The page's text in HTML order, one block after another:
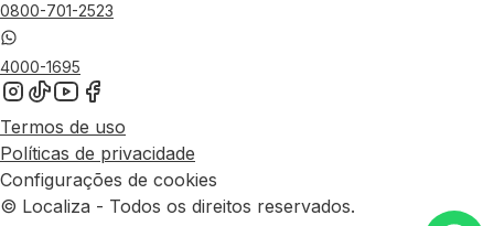
0800-701-2523
4000-1695
Termos de uso
Políticas de privacidade
Configurações de cookies
© Localiza - Todos os direitos reservados.